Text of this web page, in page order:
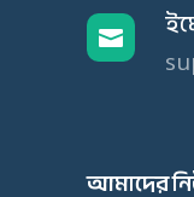

আমাদের